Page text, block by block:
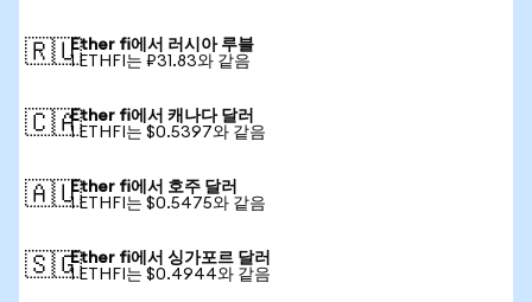
🇷🇺Ether fi에서 러시아 루블
1 ETHFI는 ₽31.83와 같음
🇨🇦Ether fi에서 캐나다 달러
1 ETHFI는 $0.5397와 같음
🇦🇺Ether fi에서 호주 달러
1 ETHFI는 $0.5475와 같음
🇸🇬Ether fi에서 싱가포르 달러
1 ETHFI는 $0.4944와 같음